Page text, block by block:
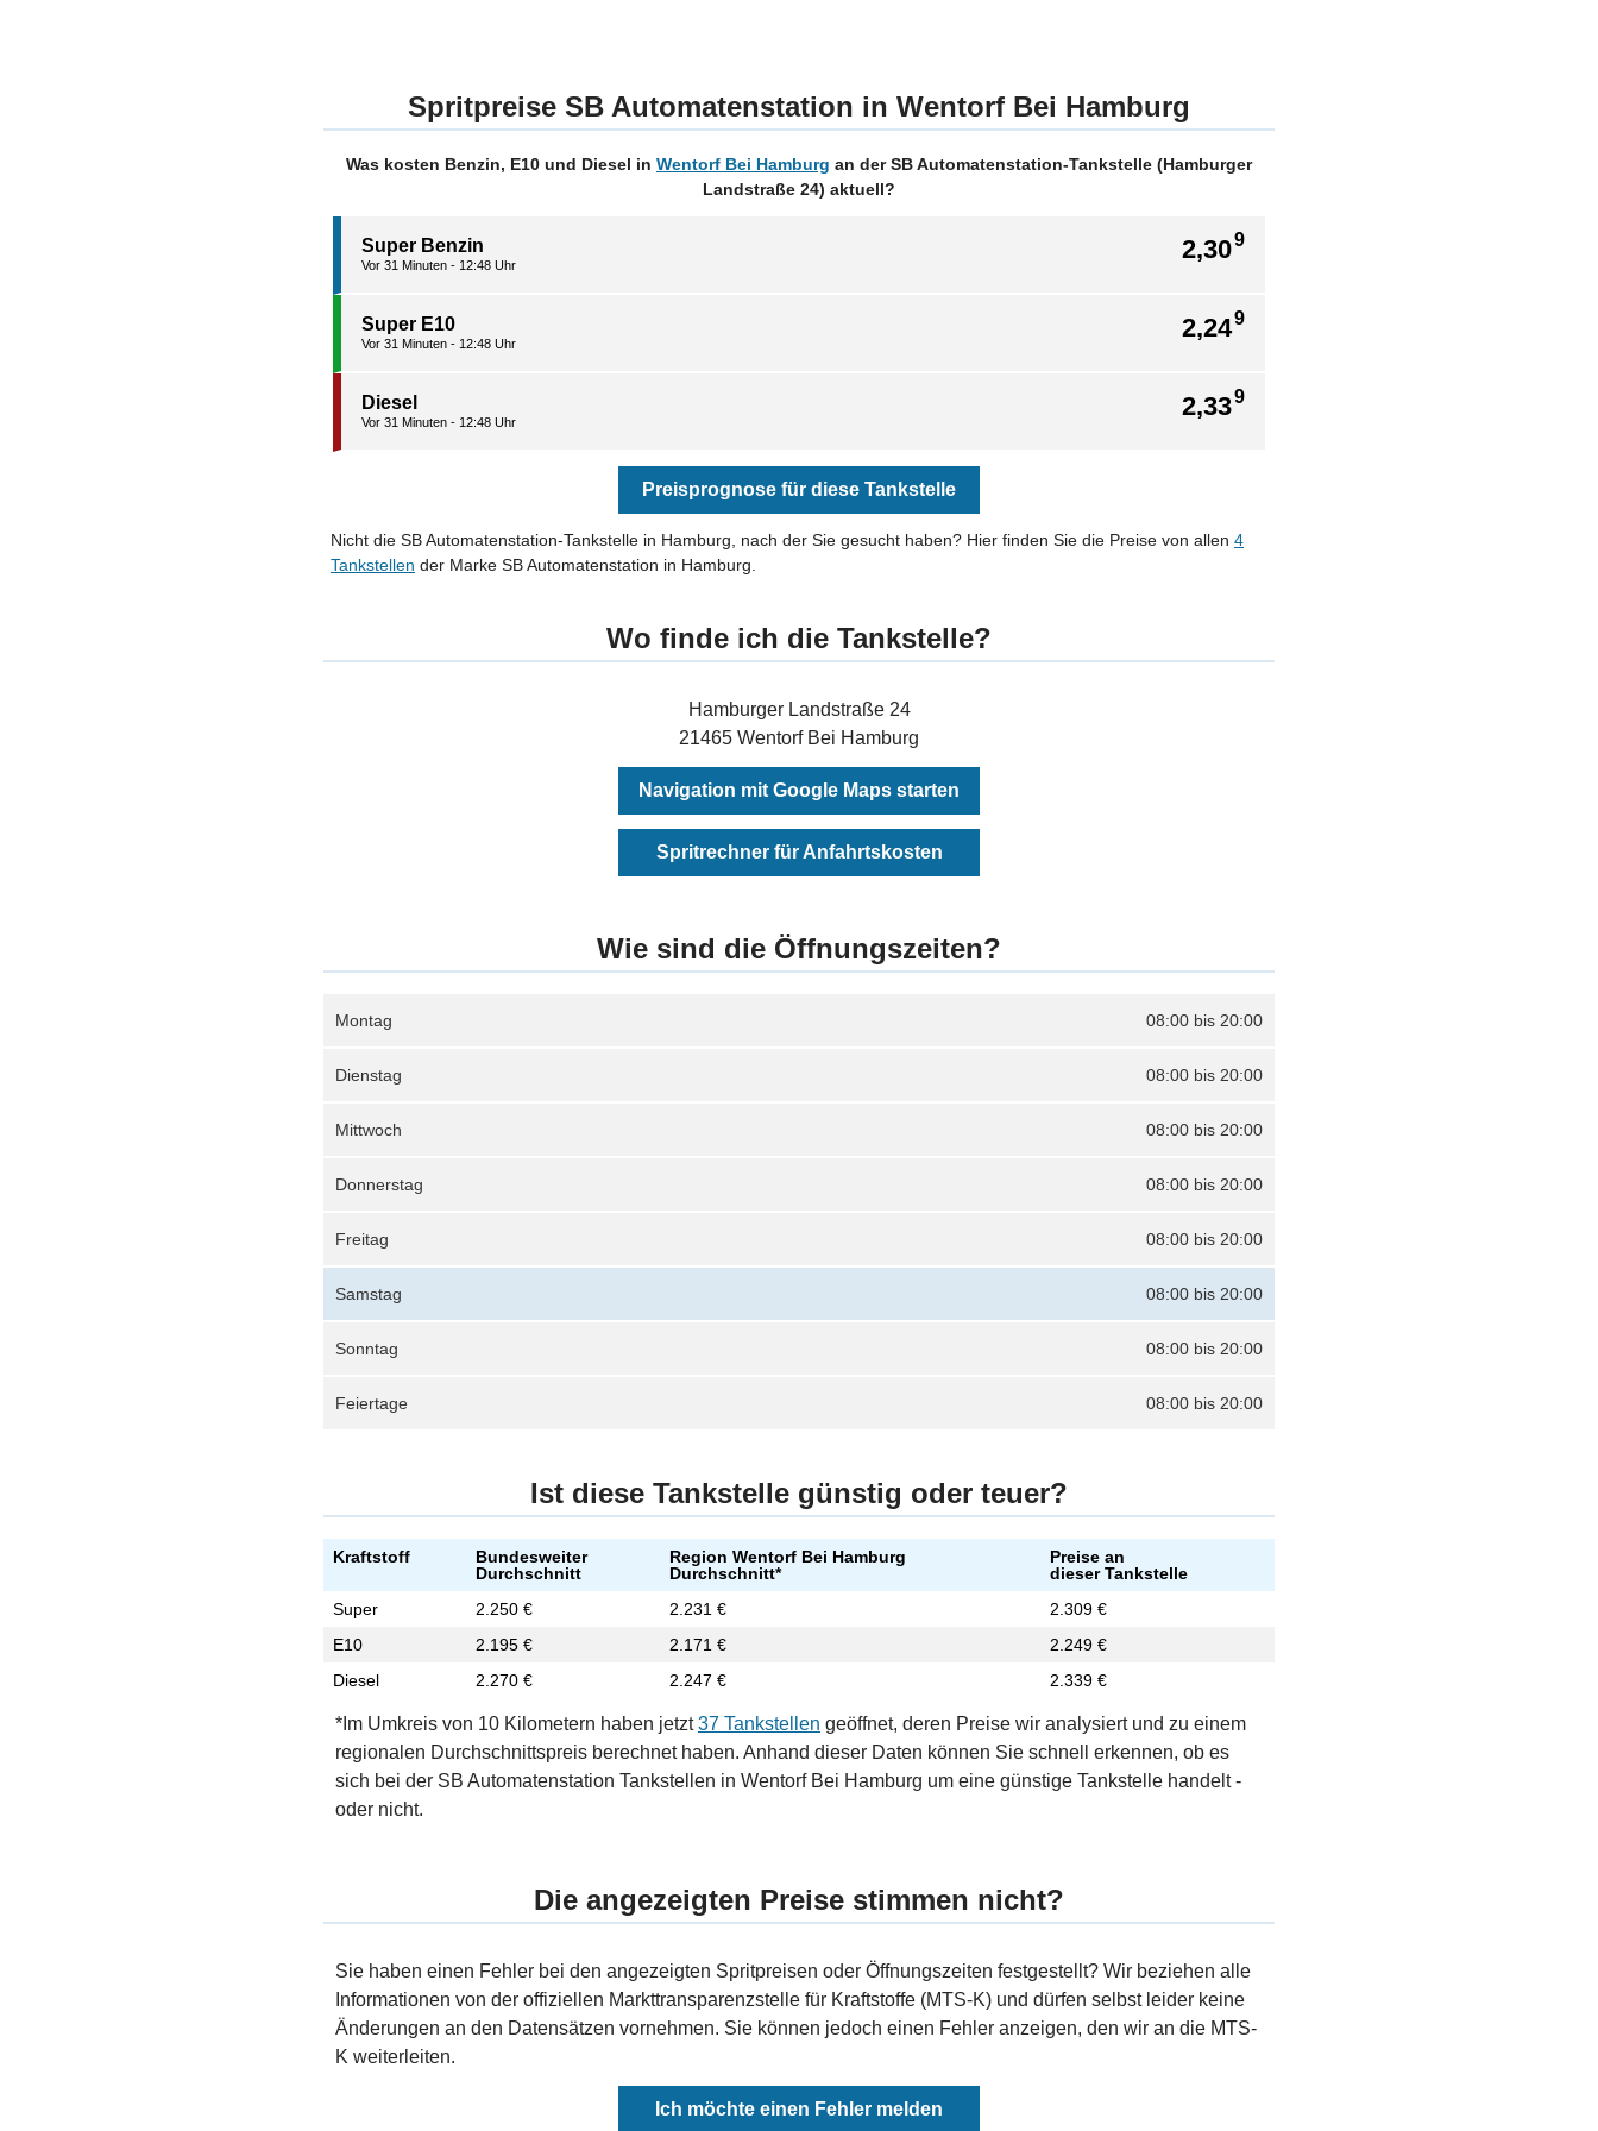
Spritpreise SB Automatenstation in Wentorf Bei Hamburg
Was kosten Benzin, E10 und Diesel in Wentorf Bei Hamburg an der SB Automatenstation-Tankstelle (Hamburger
Landstraße 24) aktuell?
2,309
Super Benzin
Vor 31 Minuten - 12:48 Uhr
2,249
Super E10
Vor 31 Minuten - 12:48 Uhr
2,339
Diesel
Vor 31 Minuten - 12:48 Uhr
Preisprognose für diese Tankstelle
Nicht die SB Automatenstation-Tankstelle in Hamburg, nach der Sie gesucht haben? Hier finden Sie die Preise von allen 4
Tankstellen der Marke SB Automatenstation in Hamburg.
Wo finde ich die Tankstelle?
Hamburger Landstraße 24
21465 Wentorf Bei Hamburg
Navigation mit Google Maps starten
Spritrechner für Anfahrtskosten
Wie sind die Öffnungszeiten?
08:00 bis 20:00
Montag
08:00 bis 20:00
Dienstag
08:00 bis 20:00
Mittwoch
08:00 bis 20:00
Donnerstag
08:00 bis 20:00
Freitag
08:00 bis 20:00
Samstag
08:00 bis 20:00
Sonntag
08:00 bis 20:00
Feiertage
Ist diese Tankstelle günstig oder teuer?
Kraftstoff
Bundesweiter
Durchschnitt
Region Wentorf Bei Hamburg
Durchschnitt*
Preise an
dieser Tankstelle
Super
2.250 € 2.231 €
2.309 €
E10
2.195 € 2.171 €
2.249 €
Diesel
2.270 € 2.247 € 2.339 €
*Im Umkreis von 10 Kilometern haben jetzt37 Tankstellen geöffnet, deren Preise wir analysiert und zu einem
regionalen Durchschnittspreis berechnet haben. Anhand dieser Daten können Sie schnell erkennen, ob es
sich bei der SB Automatenstation Tankstellen in Wentorf Bei Hamburg um eine günstige Tankstelle handelt -
oder nicht.
Die angezeigten Preise stimmen nicht?
Sie haben einen Fehler bei den angezeigten Spritpreisen oder Öffnungszeiten festgestellt? Wir beziehen alle
Informationen von der offiziellen Markttransparenzstelle für Kraftstoffe (MTS-K) und dürfen selbst leider keine
Änderungen an den Datensätzen vornehmen. Sie können jedoch einen Fehler anzeigen, den wir an die MTS-
K weiterleiten.
Ich möchte einen Fehler melden